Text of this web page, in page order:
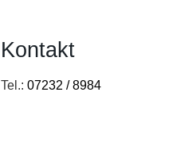
Kontakt
Tel.:07232 / 8984